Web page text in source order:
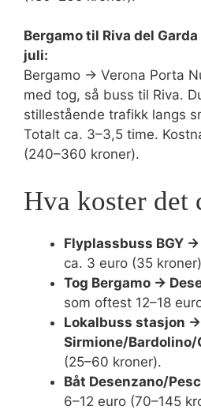
Bergamo til Riva del
juli:
Bergamo → Verona Porta
med tog, så buss til Riva.
stillestående trafikk langs
Totalt ca. 3–3,5 time.
(240–360 kroner).
Hva koster det
Flyplassbuss BGY
ca. 3 euro (35
Tog Bergamo →
som oftest 12–18
Lokalbuss stasjon →
Sirmione/Bardolino/
(25–60 kroner).
Båt Desenzano/
6–12 euro (70–145